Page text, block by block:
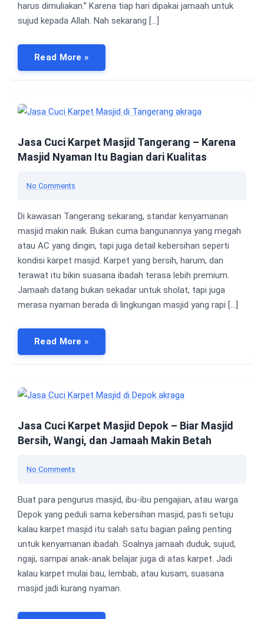
harus dimuliakan.” Karena tiap hari dipakai jamaah untuk
sujud kepada Allah. Nah sekarang […]
Read More »
Jasa Cuci Karpet Masjid Tangerang – Karena
Masjid Nyaman Itu Bagian dari Kualitas
No Comments
Di kawasan Tangerang sekarang, standar kenyamanan
masjid makin naik. Bukan cuma bangunannya yang megah
atau AC yang dingin, tapi juga detail kebersihan seperti
kondisi karpet masjid. Karpet yang bersih, harum, dan
terawat itu bikin suasana ibadah terasa lebih premium.
Jamaah datang bukan sekadar untuk sholat, tapi juga
merasa nyaman berada di lingkungan masjid yang rapi […]
Read More »
Jasa Cuci Karpet Masjid Depok – Biar Masjid
Bersih, Wangi, dan Jamaah Makin Betah
No Comments
Buat para pengurus masjid, ibu-ibu pengajian, atau warga
Depok yang peduli sama kebersihan masjid, pasti setuju
kalau karpet masjid itu salah satu bagian paling penting
untuk kenyamanan ibadah. Soalnya jamaah duduk, sujud,
ngaji, sampai anak-anak belajar juga di atas karpet. Jadi
kalau karpet mulai bau, lembab, atau kusam, suasana
masjid jadi kurang nyaman.